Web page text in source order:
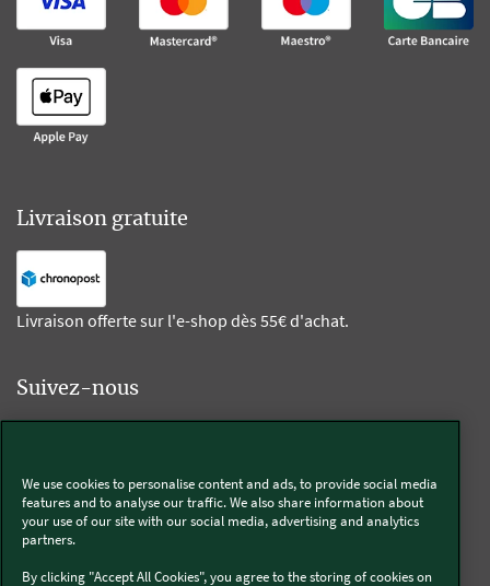
Livraison gratuite
Livraison offerte sur l'e-shop dès 55€ d'achat.
Suivez-nous
Thermomix®
We use cookies to personalise content and ads, to provide social media
features and to analyse our traffic. We also share information about
your use of our site with our social media, advertising and analytics
partners.
By clicking "Accept All Cookies", you agree to the storing of cookies on